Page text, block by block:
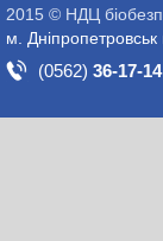
2015 © НДЦ
м.
(0562) 36-17-14